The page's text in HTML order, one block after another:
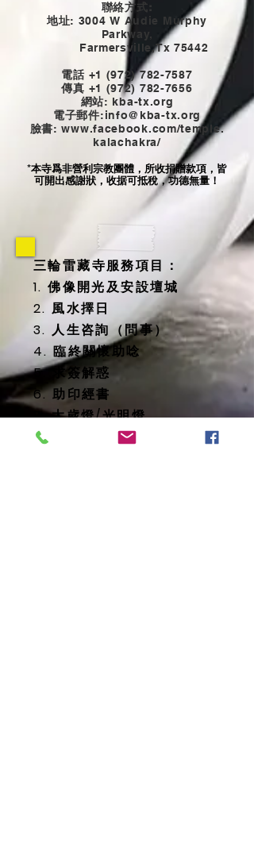
聯絡方式:
地址: 3004 W Audie Murphy
Parkway,
Farmersville,Tx 75442
電話 +1 (972) 782-7587
傳真 +1 (972) 782-7656
網站: kba-tx.org
電子郵件:info@kba-tx.org
臉書: www.facebook.com/temple.
kalachakra/
*本寺爲非營利宗教團體，所收捐贈款項，皆
可開出感謝狀，收据可抵稅，功德無量！
三輪雷藏寺服務項目：
1. 佛像開光及安設壇城
2. 風水擇日
3. 人生咨詢（問事）
4. 臨終關懷助唸
5. 求簽解惑
6. 助印經書
7. 太歲燈/光明燈
8. 消災延壽藥師佛燈